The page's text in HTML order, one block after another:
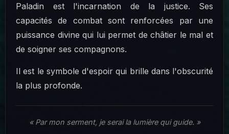
Paladin est l'incarnation de la justice. Ses
capacités de combat sont renforcées par une
puissance divine qui lui permet de châtier le mal et
de soigner ses compagnons.
Il est le symbole d'espoir qui brille dans l'obscurité
la plus profonde.
« Par mon serment, je serai la lumière qui guide. »